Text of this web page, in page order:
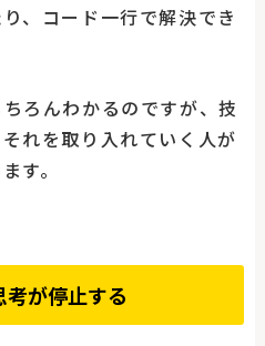
、コード一行で解決でき
ろんわかるのですが、技
れを取り入れていく人が
す。
が停止する